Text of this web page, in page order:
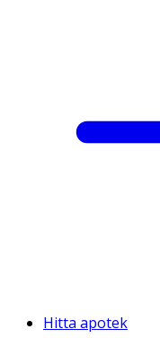
Hitta apotek